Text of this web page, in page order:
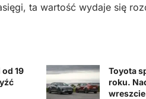
ta wartość wydaje się
19
Toyota
roku.
wreszcie